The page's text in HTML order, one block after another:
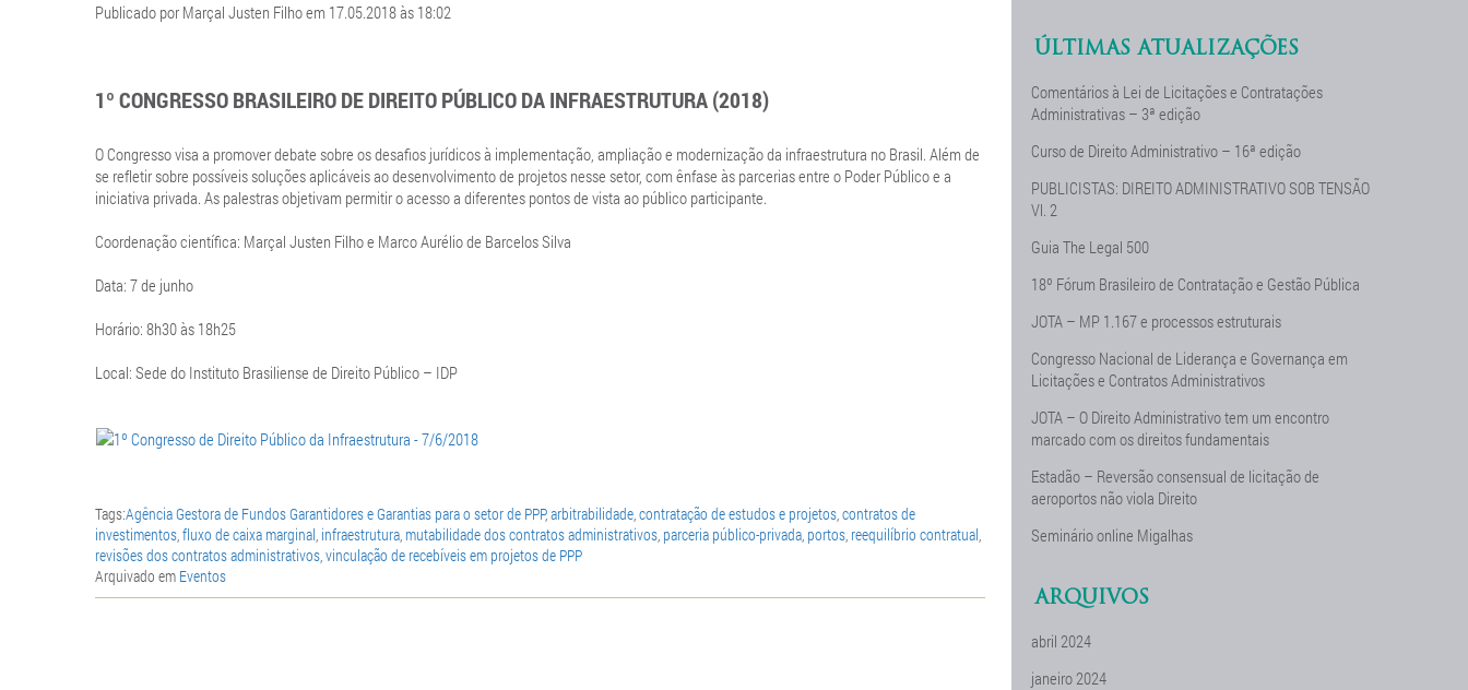
Publicado por Marçal Justen Filho em 17.05.2018 às 18:02
1º CONGRESSO BRASILEIRO DE DIREITO PÚBLICO DA INFRAESTRUTURA (2018)
O Congresso visa a promover debate sobre os desafios jurídicos à implementação, ampliação e modernização da infraestrutura no Brasil. Além de
se refletir sobre possíveis soluções aplicáveis ao desenvolvimento de projetos nesse setor, com ênfase às parcerias entre o Poder Público e a
iniciativa privada. As palestras objetivam permitir o acesso a diferentes pontos de vista ao público participante.
Coordenação científica: Marçal Justen Filho e Marco Aurélio de Barcelos Silva
Data: 7 de junho
Horário: 8h30 às 18h25
Local: Sede do Instituto Brasiliense de Direito Público – IDP
Tags:Agência Gestora de Fundos Garantidores e Garantias para o setor de PPP,arbitrabilidade,contratação de estudos e projetos,contratos de
investimentos,fluxo de caixa marginal, infraestrutura, mutabilidade dos contratos administrativos, parceria público-privada, portos, reequilíbrio contratual,
revisões dos contratos administrativos,vinculação de recebíveis em projetos de PPP
Arquivado em Eventos
ÚLTIMAS ATUALIZAÇÕES
Comentários à Lei de Licitações e Contratações
Administrativas – 3ª edição
Curso de Direito Administrativo – 16ª edição
PUBLICISTAS: DIREITO ADMINISTRATIVO SOB TENSÃO
Vl. 2
Guia The Legal 500
18º Fórum Brasileiro de Contratação e Gestão Pública
JOTA – MP 1.167 e processos estruturais
Congresso Nacional de Liderança e Governança em
Licitações e Contratos Administrativos
JOTA – O Direito Administrativo tem um encontro
marcado com os direitos fundamentais
Estadão – Reversão consensual de licitação de
aeroportos não viola Direito
Seminário online Migalhas
ARQUIVOS
abril 2024
janeiro 2024